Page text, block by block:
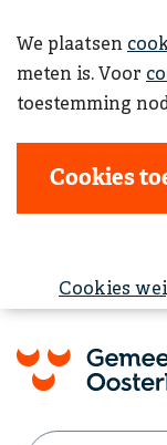
We plaatsen
meten is. Voor
toestemming
Cookies
Cookies